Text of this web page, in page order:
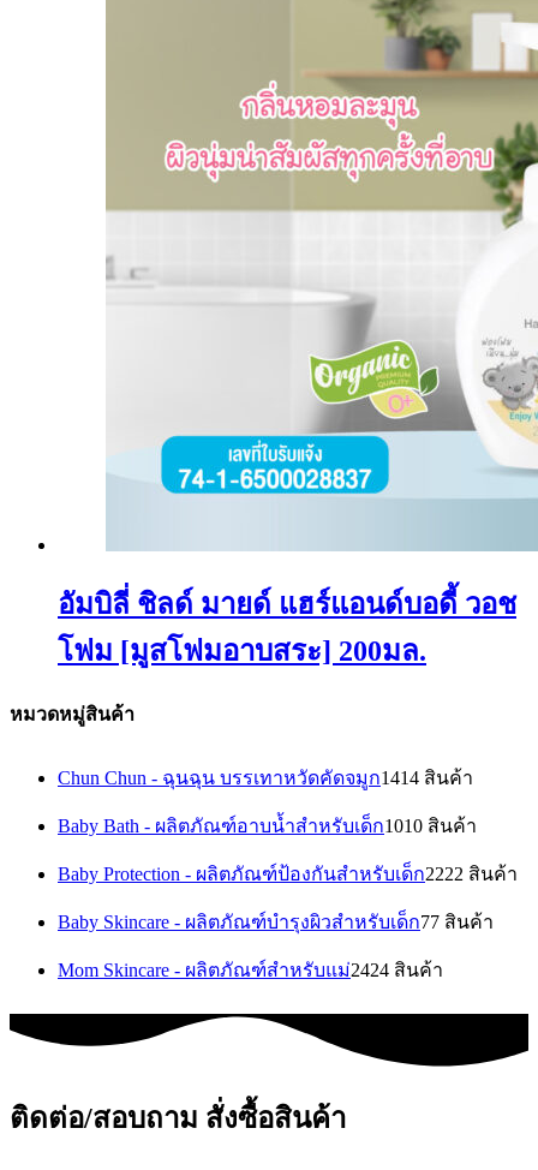
อัมบิลี่ ชิลด์ มายด์ แฮร์แอนด์บอดี้ วอช
โฟม [มูสโฟมอาบสระ] 200มล.
หมวดหมู่สินค้า
Chun Chun - ฉุนฉุน บรรเทาหวัดคัดจมูก1414 สินค้า
Baby Bath - ผลิตภัณฑ์อาบน้ำสำหรับเด็ก1010 สินค้า
Baby Protection - ผลิตภัณฑ์ป้องกันสำหรับเด็ก2222 สินค้า
Baby Skincare - ผลิตภัณฑ์บำรุงผิวสำหรับเด็ก77 สินค้า
Mom Skincare - ผลิตภัณฑ์สำหรับแม่2424 สินค้า
ติดต่อ/สอบถาม สั่งซื้อสินค้า